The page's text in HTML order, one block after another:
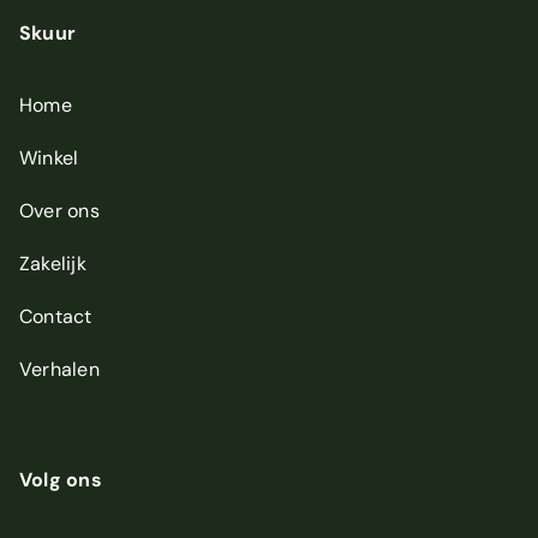
r
e
Skuur
Home
Winkel
Over ons
Zakelijk
Contact
Verhalen
Volg ons